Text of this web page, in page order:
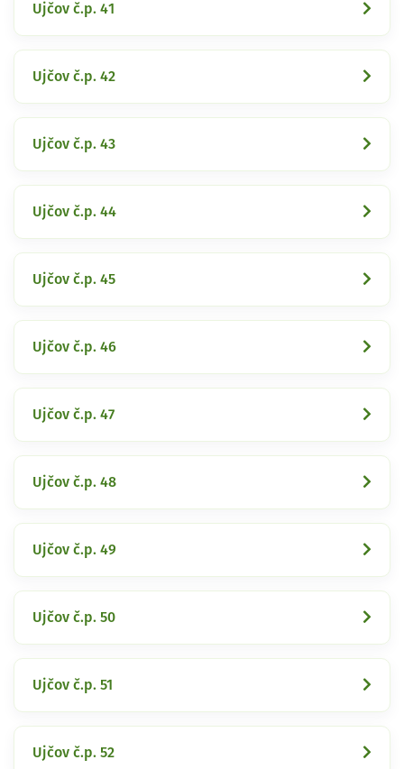
Ujčov č.p. 41
Ujčov č.p. 42
Ujčov č.p. 43
Ujčov č.p. 44
Ujčov č.p. 45
Ujčov č.p. 46
Ujčov č.p. 47
Ujčov č.p. 48
Ujčov č.p. 49
Ujčov č.p. 50
Ujčov č.p. 51
Ujčov č.p. 52